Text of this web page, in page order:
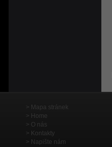
Mapa stránek
Home
O nás
Kontakty
Napište nám